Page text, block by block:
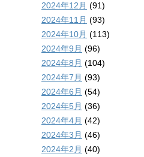
2024年12月 (91)
2024年11月 (93)
2024年10月 (113)
2024年9月 (96)
2024年8月 (104)
2024年7月 (93)
2024年6月 (54)
2024年5月 (36)
2024年4月 (42)
2024年3月 (46)
2024年2月 (40)